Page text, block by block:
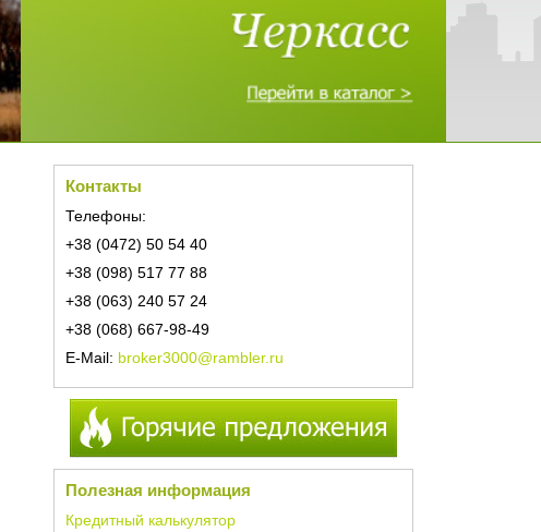
Контакты
Телефоны:
+38 (0472) 50 54 40
+38 (098) 517 77 88
+38 (063) 240 57 24
+38 (068) 667-98-49
E-Mail: broker3000@rambler.ru
Полезная информация
Кредитный калькулятор